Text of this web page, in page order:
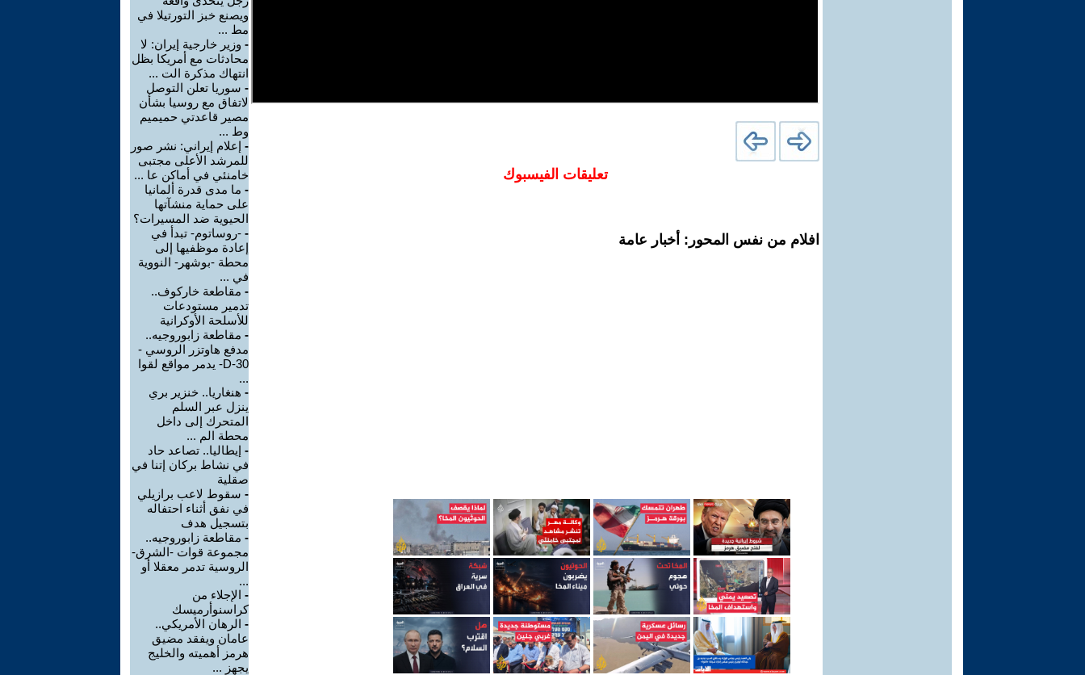
تعليقات الفيسبوك
افلام من نفس المحور: أخبار عامة
ويصنع خبز التورتيلا في
مط ...
- وزير خارجية إيران: لا
محادثات مع أمريكا بظل
انتهاك مذكرة الت ...
- سوريا تعلن التوصل
لاتفاق مع روسيا بشأن
مصير قاعدتي حميميم
وط ...
- إعلام إيراني: نشر صور
للمرشد الأعلى مجتبى
خامنئي في أماكن عا ...
- ما مدى قدرة ألمانيا
على حماية منشآتها
الحيوية ضد المسيرات؟
- -روساتوم- تبدأ في
إعادة موظفيها إلى
محطة -بوشهر- النووية
في ...
- مقاطعة خاركوف..
تدمير مستودعات
للأسلحة الأوكرانية
- مقاطعة زابوروجيه..
مدفع هاوتزر الروسي -
D-30- يدمر مواقع لقوا
...
- هنغاريا.. خنزير بري
ينزل عبر السلم
المتحرك إلى داخل
محطة الم ...
- إيطاليا.. تصاعد حاد
في نشاط بركان إتنا في
صقلية
- سقوط لاعب برازيلي
في نفق أثناء احتفاله
بتسجيل هدف
- مقاطعة زابوروجيه..
مجموعة قوات -الشرق-
الروسية تدمر معقلا أو
...
- الإجلاء من
كراسنوأرميسك
- الرهان الأمريكي..
عامان ويفقد مضيق
هرمز أهميته والخليج
يجهز ...